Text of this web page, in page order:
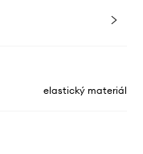
elastický materiál